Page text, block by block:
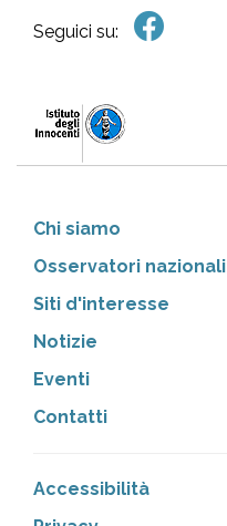
Seguici su:
Chi siamo
Osservatori nazionali
Siti d'interesse
Notizie
Eventi
Contatti
Accessibilità